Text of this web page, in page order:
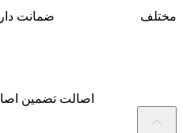
مختلف ضمانت دارای 7
اصالت تضمین